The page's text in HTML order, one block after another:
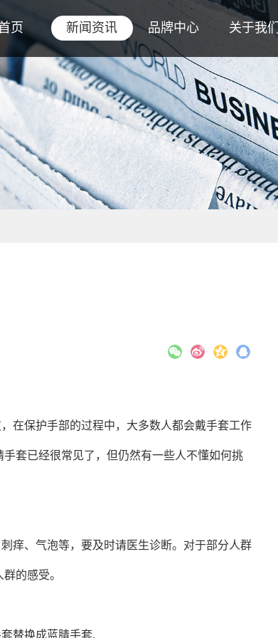
页 新闻资讯 品牌中心 关于我们
在保护手部的过程中，大多数人都会戴手套工作
手套已经很常见了，但仍然有一些人不懂如何挑
痒、气泡等，要及时请医生诊断。对于部分人群
的感受。
替换成蓝腈手套.